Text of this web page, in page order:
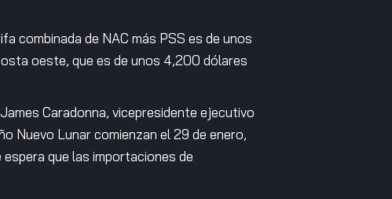
combinada de NAC más PSS es de unos
oeste, que es de unos 4,200 dólares
Caradonna, vicepresidente ejecutivo
Nuevo Lunar comienzan el 29 de enero,
que las importaciones de